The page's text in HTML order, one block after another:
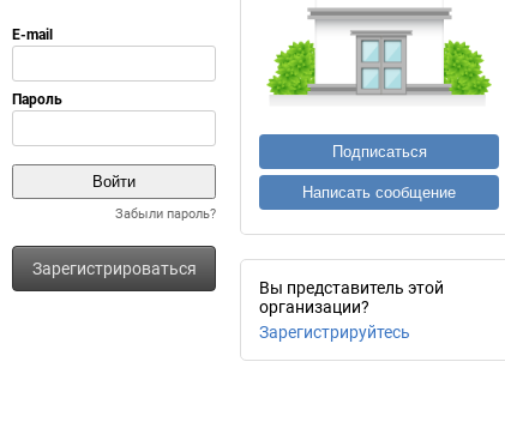
Забыли пароль?
Зарегистрироваться
Подписаться
Написать сообщение
Вы представитель этой
организации?
Зарегистрируйтесь